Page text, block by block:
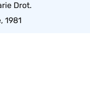
Drot.
1981